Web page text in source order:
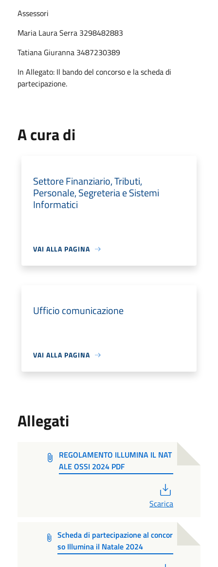
Assessori
Maria Laura Serra 3298482883
Tatiana Giuranna 3487230389
In Allegato: Il bando del concorso e la scheda di
partecipazione.
A cura di
Settore Finanziario, Tributi,
Personale, Segreteria e Sistemi
Informatici
VAI ALLA PAGINA
Ufficio comunicazione
VAI ALLA PAGINA
Allegati
REGOLAMENTO ILLUMINA IL NAT
ALE OSSI 2024 PDF
Scarica
Scheda di partecipazione al concor
so Illumina il Natale 2024